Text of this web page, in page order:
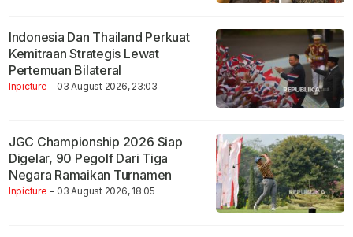
Indonesia Dan Thailand Perkuat
Kemitraan Strategis Lewat
Pertemuan Bilateral
Inpicture - 03 August 2026, 23:03
JGC Championship 2026 Siap
Digelar, 90 Pegolf Dari Tiga
Negara Ramaikan Turnamen
Inpicture - 03 August 2026, 18:05